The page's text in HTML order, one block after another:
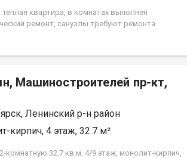
Вся сумма в договоре, один взрослый
теплая квартира, в комнатах выполнен
ремонт, санузлы требуют ремонта.
инфраструктурой, в шаговой доступности 2
и спорта Металлургов, магазины,
комплекс Роща, парк "Гвардейский", набережная
берег". Без проблем можно уехать в любую точку
полностью готовы к продаже, долгов и
на квартире нет! Торг возможен! Чистая
Машиностроителей пр-кт,
Ленинский р-н район
кирпич, 4 этаж, 32.7 м²
комнатную 32.7 кв.м. 4/9 этаж, монолит-кирпич,